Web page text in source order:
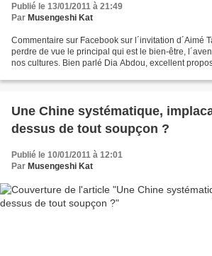
Publié le 13/01/2011 à 21:49
Par Musengeshi Kat
Commentaire sur Facebook sur l´invitation d´Aimé
perdre de vue le principal qui est le bien-être,
nos cultures. Bien parlé Dia Abdou, excellent
Une Chine systématique,
dessus de tout soupçon ?
Publié le 10/01/2011 à 12:01
Par Musengeshi Kat